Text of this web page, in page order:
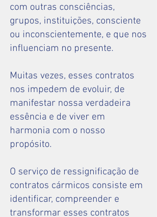
com outras consciências,
grupos, instituições, consciente
ou inconscientemente, e que nos
influenciam no presente.
Muitas vezes, esses contratos
nos impedem de evoluir, de
manifestar nossa verdadeira
essência e de viver em
harmonia com o nosso
propósito.
O serviço de ressignificação de
contratos cármicos consiste em
identificar, compreender e
transformar esses contratos